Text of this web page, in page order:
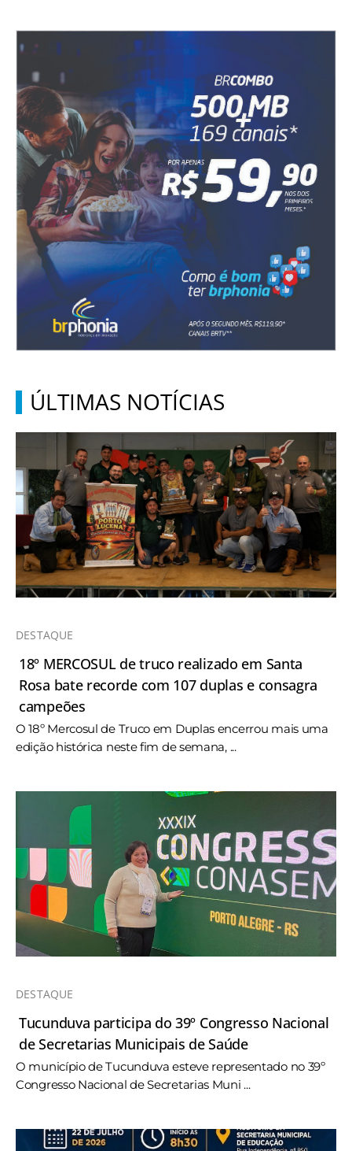
ÚLTIMAS NOTÍCIAS
DESTAQUE
18º MERCOSUL de truco realizado em Santa
Rosa bate recorde com 107 duplas e consagra
campeões
O 18º Mercosul de Truco em Duplas encerrou mais uma
edição histórica neste fim de semana, ...
DESTAQUE
Tucunduva participa do 39º Congresso Nacional
de Secretarias Municipais de Saúde
O município de Tucunduva esteve representado no 39º
Congresso Nacional de Secretarias Muni ...